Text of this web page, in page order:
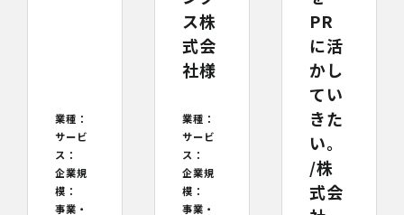
業種：
サービ
ス：
企業規
模：
事業・
ス株
式会
社様
業種：
サービ
ス：
企業規
模：
事業・
PR
に活
かし
てい
きた
い。
/株
式会